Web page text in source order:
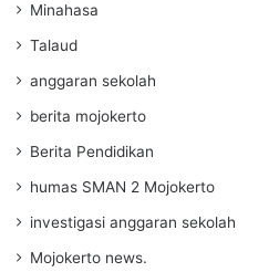
Minahasa
Talaud
anggaran sekolah
berita mojokerto
Berita Pendidikan
humas SMAN 2 Mojokerto
investigasi anggaran sekolah
Mojokerto news.